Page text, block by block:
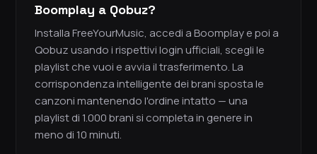
Boomplay a Qobuz?
Installa FreeYourMusic, accedi a Boomplay e poi a
Qobuz usando i rispettivi login ufficiali, scegli le
playlist che vuoi e avvia il trasferimento. La
corrispondenza intelligente dei brani sposta le
canzoni mantenendo l'ordine intatto — una
playlist di 1.000 brani si completa in genere in
meno di 10 minuti.